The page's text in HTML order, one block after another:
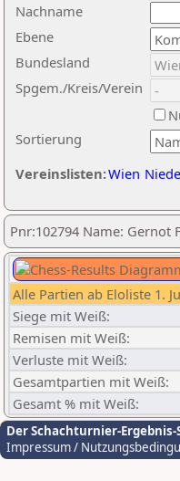
Nachname
Ebene
Sortierung
Bundesland
Spgem./Kreis/Verein
Vereinslisten:Wien
Pnr:102794 Name: Gernot
Alle Partien ab Eloliste 1.
Siege mit Weiß:
Remisen mit Weiß:
Verluste mit Weiß:
Gesamtpartien mit Weiß:
Gesamt % mit Weiß:
Der Schachturnier-Ergebnis-
Impressum /